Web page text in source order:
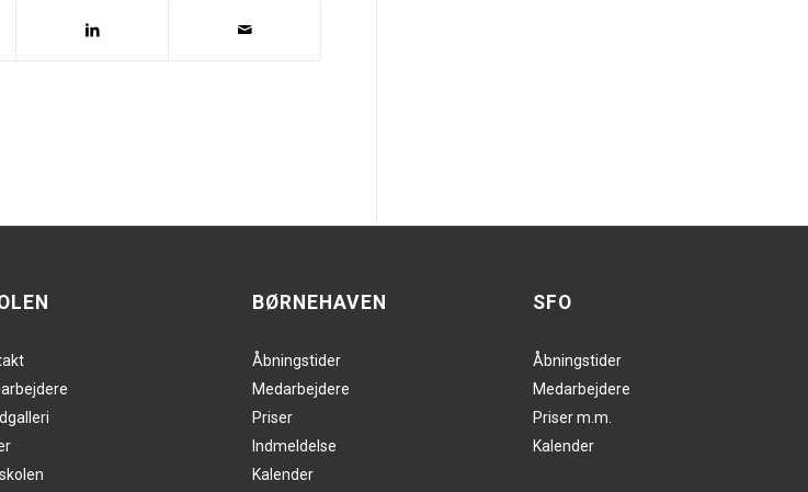
BØRNEHAVEN
Åbningstider
Medarbejdere
Priser
Indmeldelse
Kalender
SFO
Åbningstider
Medarbejdere
Priser m.m.
Kalender